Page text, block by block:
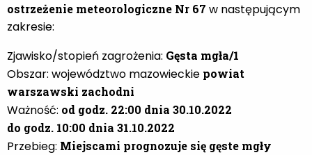
ostrzeżenie meteorologiczne Nr 67 w następującym
zakresie:
Zjawisko/stopień zagrożenia: Gęsta mgła/1
Obszar: województwo mazowieckie powiat
warszawski zachodni
Ważność: od godz. 22:00 dnia 30.10.2022
do godz. 10:00 dnia 31.10.2022
Przebieg: Miejscami prognozuje się gęste mgły